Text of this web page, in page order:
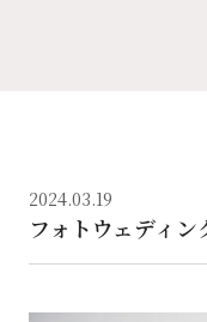
2024.03.19
フォトウェディ